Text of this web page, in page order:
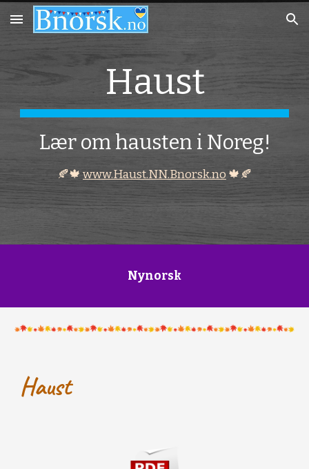
Skip to main content Skip to navigation
Haust
Lær om hausten i Noreg!
🍂🍁www.Haust.NN.Bnorsk.no 🍁🍂
Nynorsk
Haust